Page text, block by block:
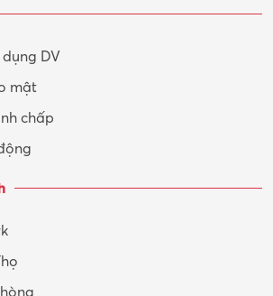
DV
mật
chấp